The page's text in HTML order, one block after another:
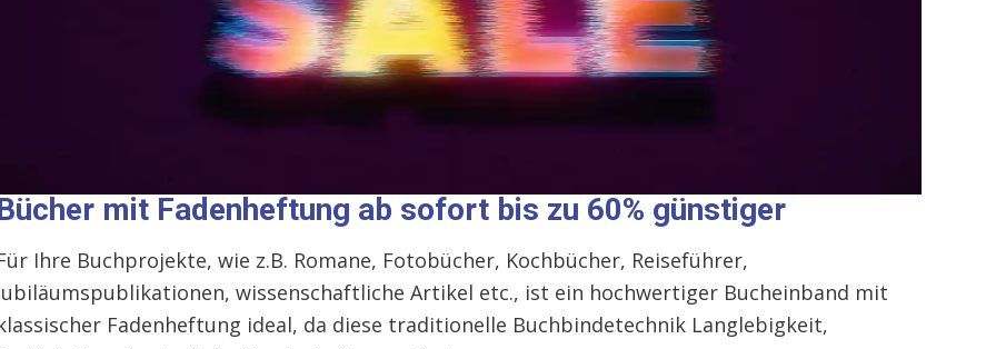
mit Fadenheftung ab sofort bis zu 60% günstiger
Ihre Buchprojekte, wie z.B. Romane, Fotobücher, Kochbücher, Reiseführer,
wissenschaftliche Artikel etc., ist ein hochwertiger Bucheinband mit
Fadenheftung ideal, da diese traditionelle Buchbindetechnik Langlebigkeit,